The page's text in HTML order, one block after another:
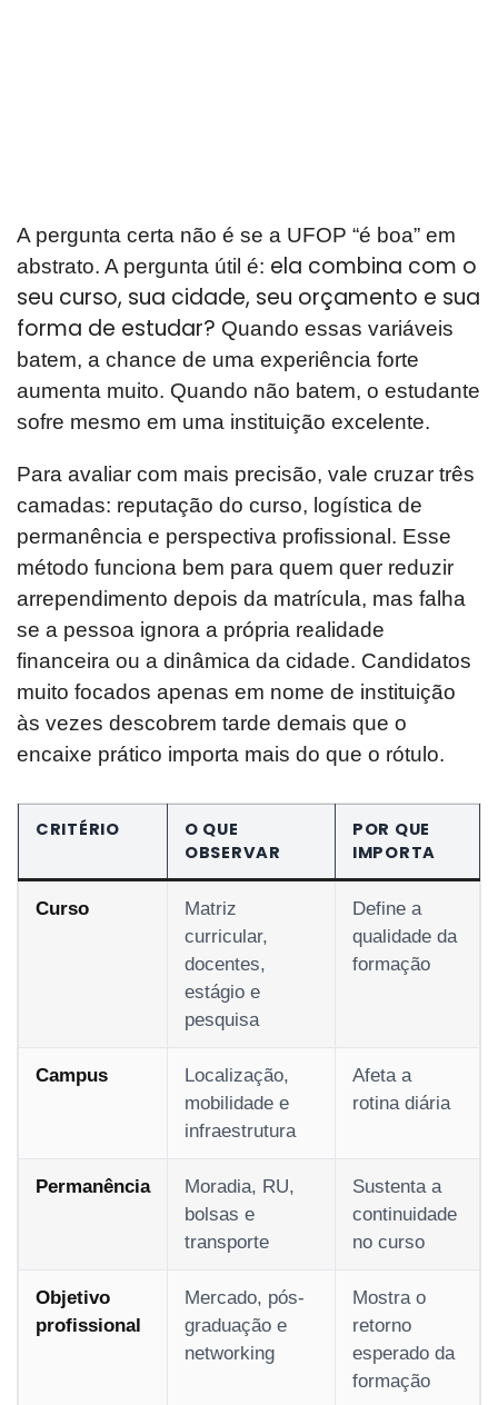
A pergunta certa não é se a UFOP “é boa” em
abstrato. A pergunta útil é: ela combina com o
seu curso, sua cidade, seu orçamento e sua
forma de estudar? Quando essas variáveis
batem, a chance de uma experiência forte
aumenta muito. Quando não batem, o estudante
sofre mesmo em uma instituição excelente.
Para avaliar com mais precisão, vale cruzar três
camadas: reputação do curso, logística de
permanência e perspectiva profissional. Esse
método funciona bem para quem quer reduzir
arrependimento depois da matrícula, mas falha
se a pessoa ignora a própria realidade
financeira ou a dinâmica da cidade. Candidatos
muito focados apenas em nome de instituição
às vezes descobrem tarde demais que o
encaixe prático importa mais do que o rótulo.
CRITÉRIO
O QUE
OBSERVAR
POR QUE
IMPORTA
Curso
Matriz
curricular,
docentes,
estágio e
pesquisa
Define a
qualidade da
formação
Campus
Localização,
mobilidade e
infraestrutura
Afeta a
rotina diária
Permanência
Moradia, RU,
bolsas e
transporte
Sustenta a
continuidade
no curso
Objetivo
profissional
Mercado, pós-
graduação e
networking
Mostra o
retorno
esperado da
formação